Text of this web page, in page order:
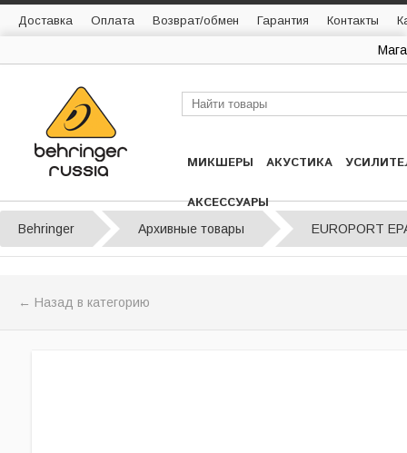
Доставка Оплата Возврат/обмен Гарантия Контакты
МИКШЕРЫ АКУСТИКА
АКСЕССУАРЫ
Behringer Архивные товары EUROPORT
← Назад в категорию